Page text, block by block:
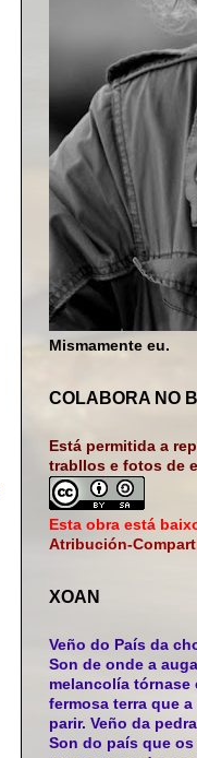
Mismamente eu.
COLABORA NO
Está permitida a
trabllos e fotos de
Esta obra está
Atribución-
XOAN
Veño do País da
Son de onde a
melancolía tórnase
fermosa terra que
parir. Veño da
Son do país que